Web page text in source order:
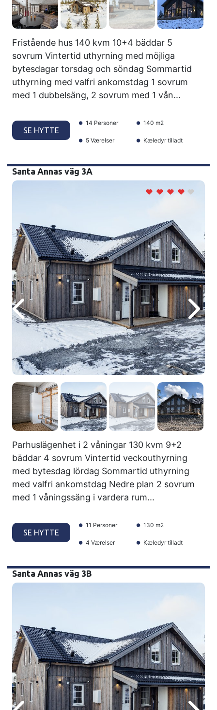
Fristående hus 140 kvm 10+4 bäddar 5
sovrum Vintertid uthyrning med möjliga
bytesdagar torsdag och söndag Sommartid
uthyrning med valfri ankomstdag 1 sovrum
med 1 dubbelsäng, 2 sovrum med 1 vån...
SE HYTTE
14 Personer 140 m2
5 Værelser Kæledyr tilladt
Santa Annas väg 3A
Parhuslägenhet i 2 våningar 130 kvm 9+2
bäddar 4 sovrum Vintertid veckouthyrning
med bytesdag lördag Sommartid uthyrning
med valfri ankomstdag Nedre plan 2 sovrum
med 1 våningssäng i vardera rum...
SE HYTTE
11 Personer 130 m2
4 Værelser Kæledyr tilladt
Santa Annas väg 3B